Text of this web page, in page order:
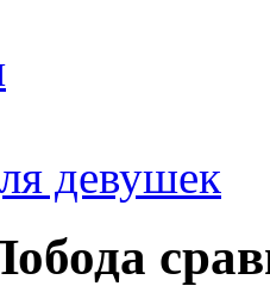
девушек